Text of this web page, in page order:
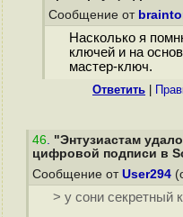
Сообщение от
Насколько я
ключей и на
мастер-ключ.
Ответить
46. "Энтузиастам
цифровой подписи в
Сообщение от User294
> у сони секретный